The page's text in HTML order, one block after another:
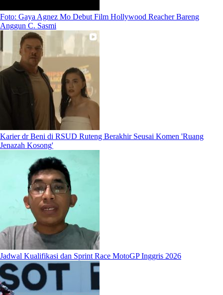
Foto: Gaya Agnez Mo Debut Film Hollywood Reacher Bareng
Anggun C. Sasmi
Karier dr Beni di RSUD Ruteng Berakhir Seusai Komen 'Ruang
Jenazah Kosong'
Jadwal Kualifikasi dan Sprint Race MotoGP Inggris 2026